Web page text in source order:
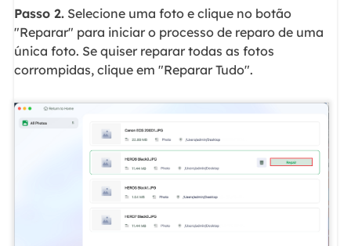
Passo 2.Selecione uma foto e clique no botão
"Reparar" para iniciar o processo de reparo de uma
única foto. Se quiser reparar todas as fotos
corrompidas, clique em "Reparar Tudo".